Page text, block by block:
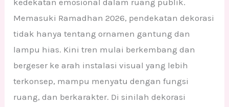
kedekatan emosional dalam ruang publik.
Memasuki Ramadhan 2026, pendekatan dekorasi
tidak hanya tentang ornamen gantung dan
lampu hias. Kini tren mulai berkembang dan
bergeser ke arah instalasi visual yang lebih
terkonsep, mampu menyatu dengan fungsi
ruang, dan berkarakter. Di sinilah dekorasi